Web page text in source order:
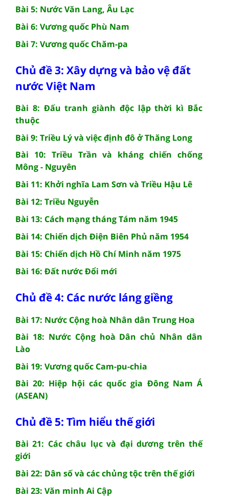
Bài 5: Nước Văn Lang, Âu Lạc
Bài 6: Vương quốc Phù Nam
Bài 7: Vương quốc Chăm-pa
Chủ đề 3: Xây dựng và bảo vệ đất
nước Việt Nam
Bài 8: Đấu tranh giành độc lập thời kì Bắc
thuộc
Bài 9: Triều Lý và việc định đô ở Thăng Long
Bài 10: Triều Trần và kháng chiến chống
Mông - Nguyên
Bài 11: Khởi nghĩa Lam Sơn và Triều Hậu Lê
Bài 12: Triều Nguyễn
Bài 13: Cách mạng tháng Tám năm 1945
Bài 14: Chiến dịch Điện Biên Phủ năm 1954
Bài 15: Chiến dịch Hồ Chí Minh năm 1975
Bài 16: Đất nước Đổi mới
Chủ đề 4: Các nước láng giềng
Bài 17: Nước Cộng hoà Nhân dân Trung Hoa
Bài 18: Nước Cộng hoà Dân chủ Nhân dân
Lào
Bài 19: Vương quốc Cam-pu-chia
Bài 20: Hiệp hội các quốc gia Đông Nam Á
(ASEAN)
Chủ đề 5: Tìm hiểu thế giới
Bài 21: Các châu lục và đại dương trên thế
giới
Bài 22: Dân số và các chủng tộc trên thế giới
Bài 23: Văn minh Ai Cập